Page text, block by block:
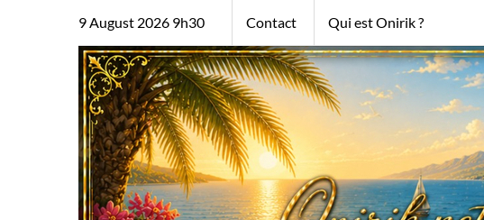
9 August 2026 9h30 Contact Qui est Onirik ?